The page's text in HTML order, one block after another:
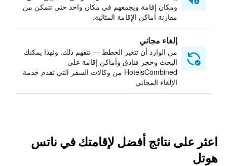
ومكان إقامة ويجمعهم في مكان واحد حتى تتمكن من
مقارنة أماكن الإقامة المثالية.
إلغاء مجاني
من الوارد أن تتغير الخطط — نتفهم ذلك. ولهذا يمكنك
البحث وحجز فنادق وأماكن إقامة على
HotelsCombined من وكالات السفر التي تقدم خدمة
الإلغاء المجاني
اعثر على نتائج أفضل لإقامتك في ناتس
هوتل